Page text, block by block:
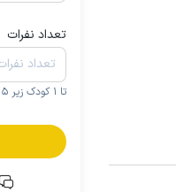
تعداد نفرات
تا 1 کودک زیر 5 سال در صورتحساب لحاظ نمی گردد.